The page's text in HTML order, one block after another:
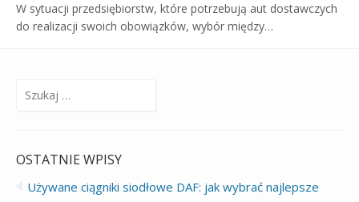
W sytuacji przedsiębiorstw, które potrzebują aut dostawczych
do realizacji swoich obowiązków, wybór między…
Szukaj:
OSTATNIE WPISY
Używane ciągniki siodłowe DAF: jak wybrać najlepsze